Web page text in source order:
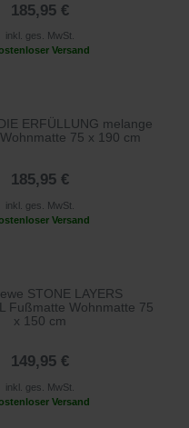
185,95 €
inkl. ges. MwSt.
Versand
ERFÜLLUNG melange
75 x 190 cm
185,95 €
inkl. ges. MwSt.
Versand
STONE LAYERS
Fußmatte Wohnmatte 75
x 150 cm
149,95 €
inkl. ges. MwSt.
Versand